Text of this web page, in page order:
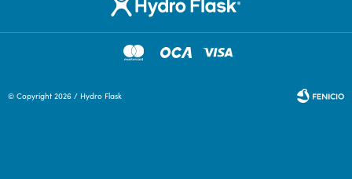
© Copyright 2026 / Hydro Flask